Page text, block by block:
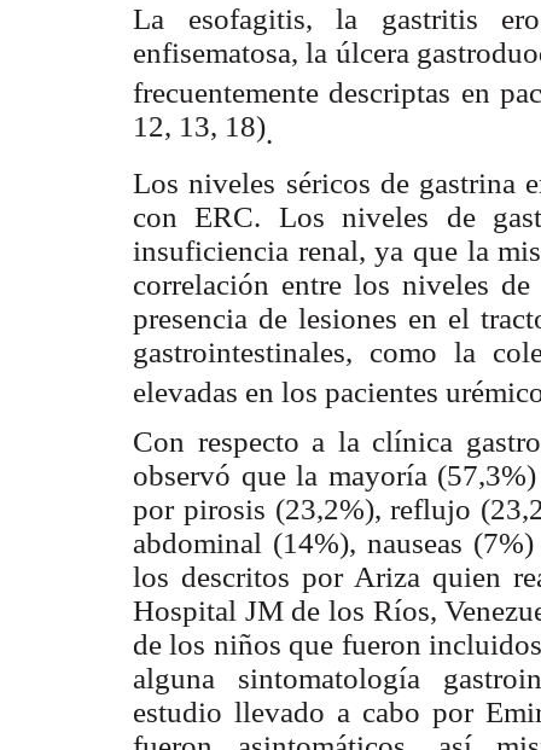
La esofagitis, la gastritis
enfisematosa, la úlcera
frecuentemente descriptas en
12, 13, 18).
Los niveles séricos de gastrina
con ERC. Los niveles de
insuficiencia renal, ya que la
correlación entre los niveles
presencia de lesiones en el
gastrointestinales, como la
elevadas en los pacientes
Con respecto a la clínica
observó que la mayoría
por pirosis (23,2%), reflujo
abdominal (14%), nauseas
los descritos por Ariza quien
Hospital JM de los Ríos,
de los niños que fueron
alguna sintomatología
estudio llevado a cabo por